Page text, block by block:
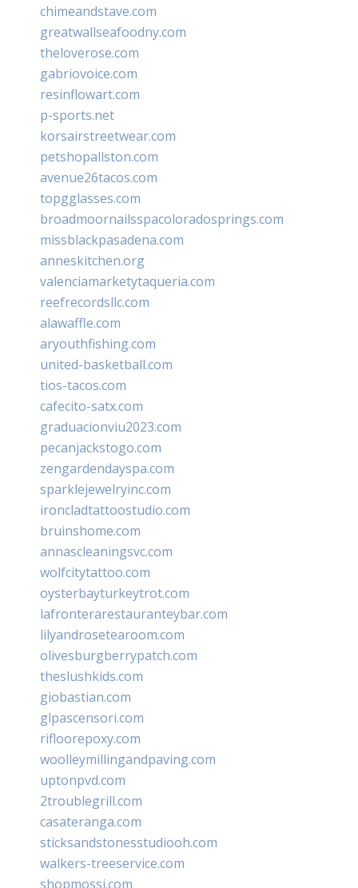
chimeandstave.com
greatwallseafoodny.com
theloverose.com
gabriovoice.com
resinflowart.com
p-sports.net
korsairstreetwear.com
petshopallston.com
avenue26tacos.com
topgglasses.com
broadmoornailsspacoloradosprings.com
missblackpasadena.com
anneskitchen.org
valenciamarketytaqueria.com
reefrecordsllc.com
alawaffle.com
aryouthfishing.com
united-basketball.com
tios-tacos.com
cafecito-satx.com
graduacionviu2023.com
pecanjackstogo.com
zengardendayspa.com
sparklejewelryinc.com
ironcladtattoostudio.com
bruinshome.com
annascleaningsvc.com
wolfcitytattoo.com
oysterbayturkeytrot.com
lafronterarestauranteybar.com
lilyandrosetearoom.com
olivesburgberrypatch.com
theslushkids.com
giobastian.com
glpascensori.com
rifloorepoxy.com
woolleymillingandpaving.com
uptonpvd.com
2troublegrill.com
casateranga.com
sticksandstonesstudiooh.com
walkers-treeservice.com
shopmossi.com